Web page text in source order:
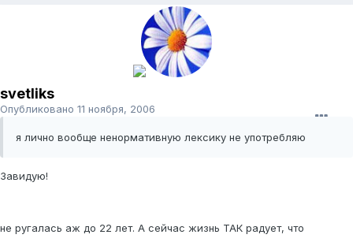
svetliks
Опубликовано 11 ноября, 2006
я лично вообще ненормативную лексику не употребляю
Завидую!
не ругалась аж до 22 лет. А сейчас жизнь ТАК радует, что